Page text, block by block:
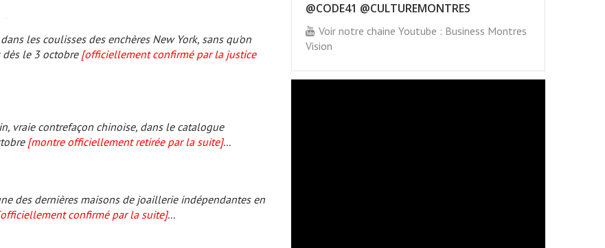
les coulisses des enchères New York, sans qu'on
dès le 3 octobre [officiellement confirmé par la justice
vraie contrefaçon chinoise, dans le catalogue
[montre officiellement retirée par la suite]...
des dernières maisons de joaillerie indépendantes en
confirmé par la suite]...
@CODE41 @CULTUREMONTRES
Voir notre chaine Youtube : Business Montres
Vision